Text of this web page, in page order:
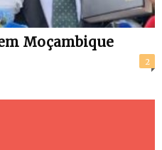
Moçambique
2